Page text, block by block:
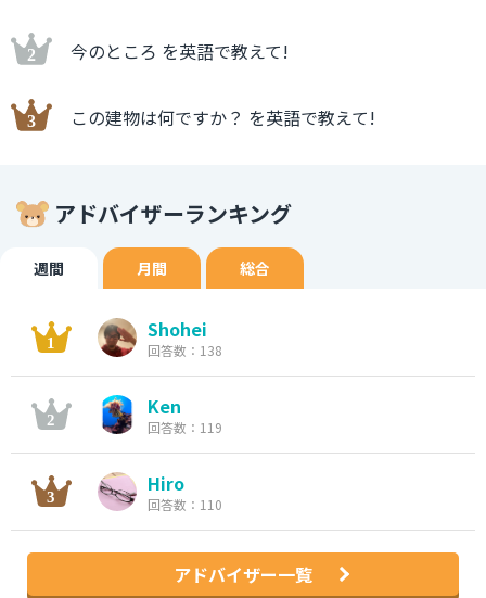
今のところ を英語で教えて!
この建物は何ですか？ を英語で教えて!
アドバイザーランキング
週間 月間 総合
Shohei
回答数：138
Ken
回答数：119
Hiro
回答数：110
アドバイザー一覧